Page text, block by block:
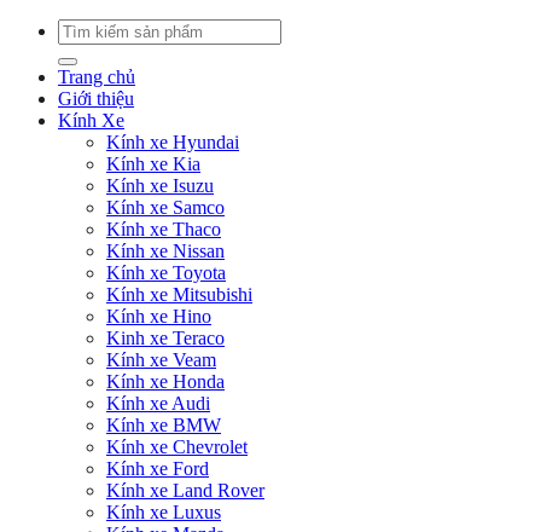
Tìm
kiếm:
Trang chủ
Giới thiệu
Kính Xe
Kính xe Hyundai
Kính xe Kia
Kính xe Isuzu
Kính xe Samco
Kính xe Thaco
Kính xe Nissan
Kính xe Toyota
Kính xe Mitsubishi
Kính xe Hino
Kinh xe Teraco
Kính xe Veam
Kính xe Honda
Kính xe Audi
Kính xe BMW
Kính xe Chevrolet
Kính xe Ford
Kính xe Land Rover
Kính xe Luxus